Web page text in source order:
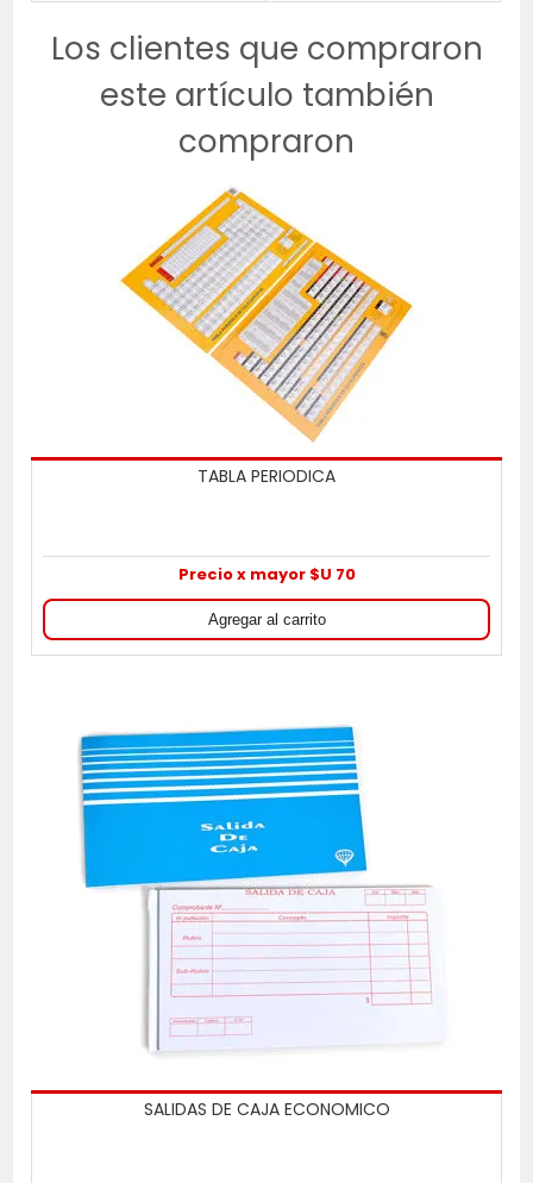
Los clientes que compraron
este artículo también
compraron
TABLA PERIODICA
Precio x mayor $U 70
SALIDAS DE CAJA ECONOMICO